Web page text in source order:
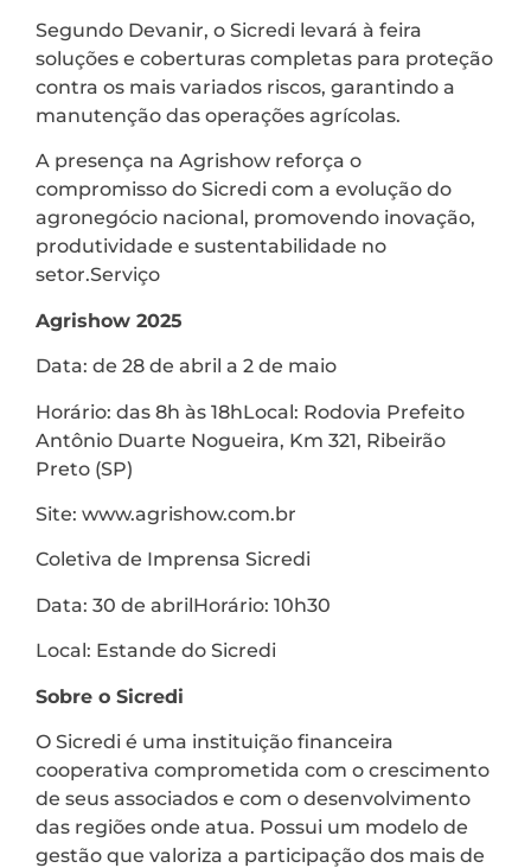
Segundo Devanir, o Sicredi levará à feira
soluções e coberturas completas para proteção
contra os mais variados riscos, garantindo a
manutenção das operações agrícolas.
A presença na Agrishow reforça o
compromisso do Sicredi com a evolução do
agronegócio nacional, promovendo inovação,
produtividade e sustentabilidade no
setor.Serviço
Agrishow 2025
Data: de 28 de abril a 2 de maio
Horário: das 8h às 18hLocal: Rodovia Prefeito
Antônio Duarte Nogueira, Km 321, Ribeirão
Preto (SP)
Site: www.agrishow.com.br
Coletiva de Imprensa Sicredi
Data: 30 de abrilHorário: 10h30
Local: Estande do Sicredi
Sobre o Sicredi
O Sicredi é uma instituição financeira
cooperativa comprometida com o crescimento
de seus associados e com o desenvolvimento
das regiões onde atua. Possui um modelo de
gestão que valoriza a participação dos mais de